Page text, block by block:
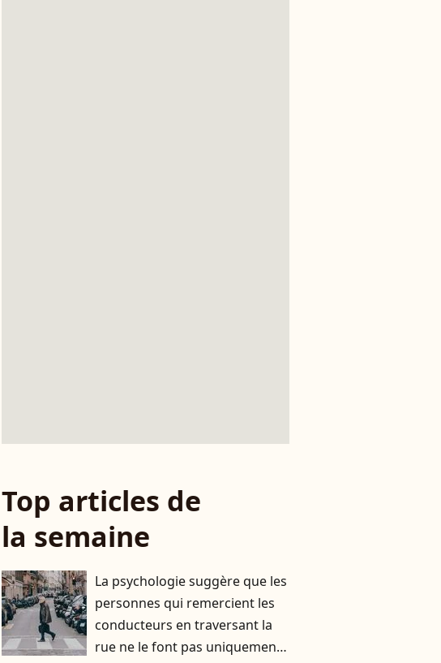
Top articles de
la semaine
La psychologie suggère que les
personnes qui remercient les
conducteurs en traversant la
rue ne le font pas uniquement